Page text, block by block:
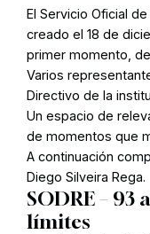
El Servicio Oficial
creado el 18 de
primer momento,
Varios
Directivo de la
Un espacio de
de momentos que
A continuación
Diego Silveira Rega.
SODRE – 93
límites